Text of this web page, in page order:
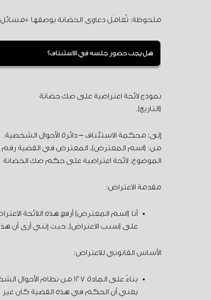
ملحوظة: تُعامَل دعاوى الحضانة بوصفها
هل يجب حضور جلسة في الاستئناف؟
نموذج لائحة اعتراضية على صك حضانة
[التاريخ].
إلى: محكمة الاستئناف – دائرة الأحوال الشخصية.
من: [اسم المعترض]، المعترض في القضية رقم
الموضوع: لائحة اعتراضية على حكم صك الحضانة
مقدمة الاعتراض:
أنا [اسم المعترض] أرفع هذه اللائحة
على [سبب الاعتراض]. حيث إنني أرى أن
الأساس القانوني للاعتراض:
بناءً على المادة 127
يعني أن الحكم في هذه القضية كان